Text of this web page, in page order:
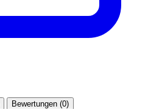
Bewertungen (0)